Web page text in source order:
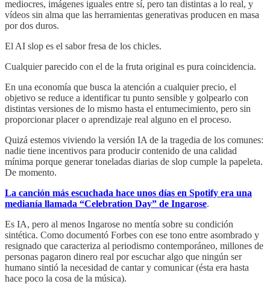
mediocres, imágenes iguales entre sí, pero tan distintas a lo real, y
vídeos sin alma que las herramientas generativas producen en masa
por dos duros.
El AI slop es el sabor fresa de los chicles.
Cualquier parecido con el de la fruta original es pura coincidencia.
En una economía que busca la atención a cualquier precio, el
objetivo se reduce a identificar tu punto sensible y golpearlo con
distintas versiones de lo mismo hasta el entumecimiento, pero sin
proporcionar placer o aprendizaje real alguno en el proceso.
Quizá estemos viviendo la versión IA de la tragedia de los comunes:
nadie tiene incentivos para producir contenido de una calidad
mínima porque generar toneladas diarias de slop cumple la papeleta.
De momento.
La canción más escuchada hace unos días en Spotify era una
medianía llamada “Celebration Day” de Ingarose.
Es IA, pero al menos Ingarose no mentía sobre su condición
sintética. Como documentó Forbes con ese tono entre asombrado y
resignado que caracteriza al periodismo contemporáneo, millones de
personas pagaron dinero real por escuchar algo que ningún ser
humano sintió la necesidad de cantar y comunicar (ésta era hasta
hace poco la cosa de la música).